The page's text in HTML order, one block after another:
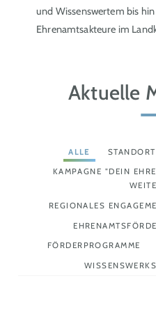
und Wissenswertem bis
Ehrenamtsakteure im
Aktuelle
ALLE STANDORT
KAMPAGNE "DEIN
REGIONALES
FÖRDERPROGRAMME